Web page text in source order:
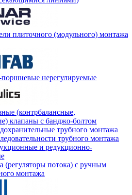
плиточного (модульного) монтажа
нерегулируемые
(контрбалансные,
клапаны с банджо-болтом
трубного монтажа
трубного монтажа
и редукционно-
(регуляторы потока) с ручным
монтажа